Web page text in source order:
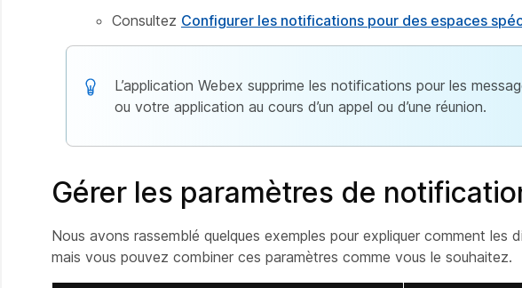
Consultez Configurer les notifications pour des espaces
L’application Webex supprime les notifications pour les
ou votre application au cours d’un appel ou d’une réunion.
Gérer les paramètres de
Nous avons rassemblé quelques exemples pour expliquer comment
mais vous pouvez combiner ces paramètres comme vous le souhaitez.